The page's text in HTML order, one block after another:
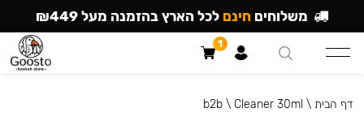
דף הבית \
b2b\ Cleaner 30ml
משלוחים חינם לכל הארץ בהזמנה מעל ₪449
1